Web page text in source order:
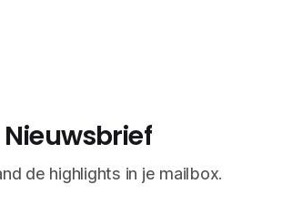
technieken en bijna driedimensionale
Nieuwsbrief
de highlights in je mailbox.